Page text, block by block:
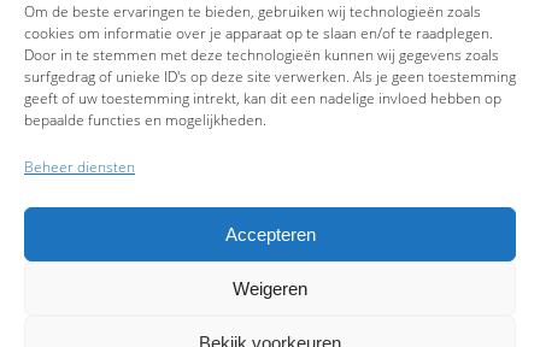
Om de beste ervaringen te bieden, gebruiken wij technologieën zoals
cookies om informatie over je apparaat op te slaan en/of te raadplegen.
Door in te stemmen met deze technologieën kunnen wij gegevens zoals
surfgedrag of unieke ID's op deze site verwerken. Als je geen toestemming
geeft of uw toestemming intrekt, kan dit een nadelige invloed hebben op
bepaalde functies en mogelijkheden.
Beheer diensten
Accepteren
Weigeren
Bekijk voorkeuren